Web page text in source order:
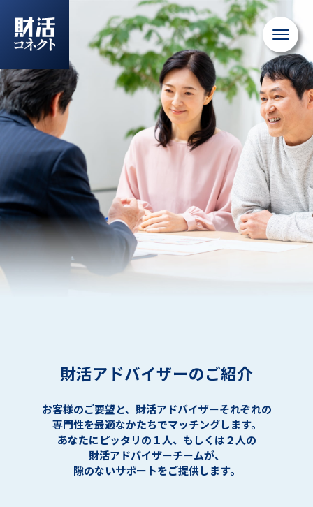
財活アドバイザーのご紹介
お客様のご要望と、財活アドバイザーそれぞれの
専門性を最適なかたちでマッチングします。
あなたにピッタリの１人、もしくは２人の
財活アドバイザーチームが、
隙のないサポートをご提供します。